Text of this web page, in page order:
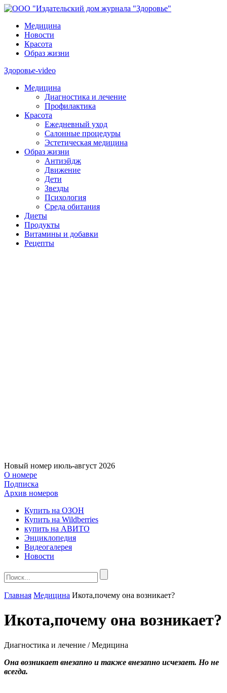
Медицина
Новости
Красота
Образ жизни
Здоровье-video
Медицина
Диагностика и лечение
Профилактика
Красота
Ежедневный уход
Салонные процедуры
Эстетическая медицина
Образ жизни
Антиэйдж
Движение
Дети
Звезды
Психология
Среда обитания
Диеты
Продукты
Витамины и добавки
Рецепты
Новый номер июль-август 2026
О номере
Подписка
Архив номеров
Купить на ОЗОН
Купить на Wildberries
купить на АВИТО
Энциклопедия
Видеогалерея
Новости
Главная Медицина Икота,почему она возникает?
Икота,почему она возникает?
Диагностика и лечение / Медицина
Она возникает внезапно и также внезапно исчезает. Но не
всегда.